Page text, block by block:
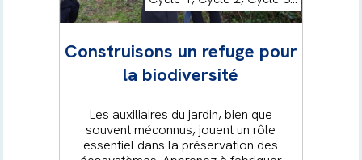
Construisons un refuge pour
la biodiversité
Les auxiliaires du jardin, bien que
souvent méconnus, jouent un rôle
essentiel dans la préservation des